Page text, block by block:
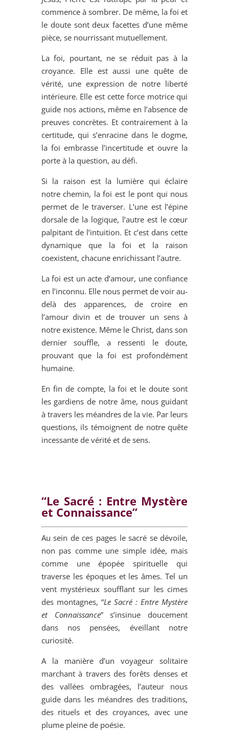
commence à sombrer. De même, la foi et
le doute sont deux facettes d’une même
pièce, se nourrissant mutuellement.
La foi, pourtant, ne se réduit pas à la
croyance. Elle est aussi une quête de
vérité, une expression de notre liberté
intérieure. Elle est cette force motrice qui
guide nos actions, même en l’absence de
preuves concrètes. Et contrairement à la
certitude, qui s’enracine dans le dogme,
la foi embrasse l’incertitude et ouvre la
porte à la question, au défi.
Si la raison est la lumière qui éclaire
notre chemin, la foi est le pont qui nous
permet de le traverser. L’une est l’épine
dorsale de la logique, l’autre est le cœur
palpitant de l’intuition. Et c’est dans cette
dynamique que la foi et la raison
coexistent, chacune enrichissant l’autre.
La foi est un acte d’amour, une confiance
en l’inconnu. Elle nous permet de voir au-
delà des apparences, de croire en
l’amour divin et de trouver un sens à
notre existence. Même le Christ, dans son
dernier souffle, a ressenti le doute,
prouvant que la foi est profondément
humaine.
En fin de compte, la foi et le doute sont
les gardiens de notre âme, nous guidant
à travers les méandres de la vie. Par leurs
questions, ils témoignent de notre quête
incessante de vérité et de sens.
“Le Sacré : Entre Mystère
et Connaissance”
Au sein de ces pages le sacré se dévoile,
non pas comme une simple idée, mais
comme une épopée spirituelle qui
traverse les époques et les âmes. Tel un
vent mystérieux soufflant sur les cimes
des montagnes, “Le Sacré : Entre Mystère
et Connaissance” s’insinue doucement
dans nos pensées, éveillant notre
curiosité.
A la manière d’un voyageur solitaire
marchant à travers des forêts denses et
des vallées ombragées, l’auteur nous
guide dans les méandres des traditions,
des rituels et des croyances, avec une
plume pleine de poésie.